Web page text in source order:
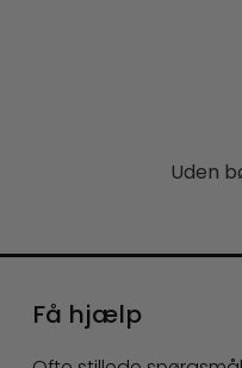
Uden
Få hjælp